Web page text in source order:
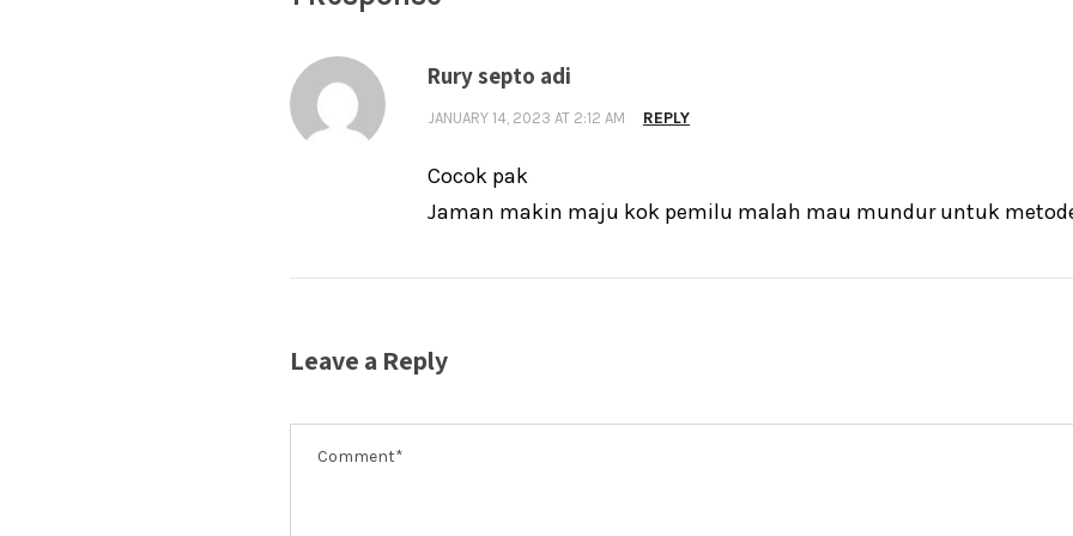
Rury septo adi
JANUARY 14, 2023 AT 2:12 AM REPLY
Cocok pak
Jaman makin maju kok pemilu malah mau mundur untuk
Leave a Reply